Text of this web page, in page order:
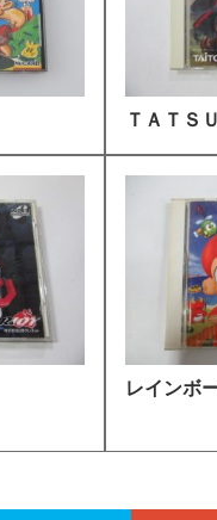
ＴＡＴＳ
レインボ